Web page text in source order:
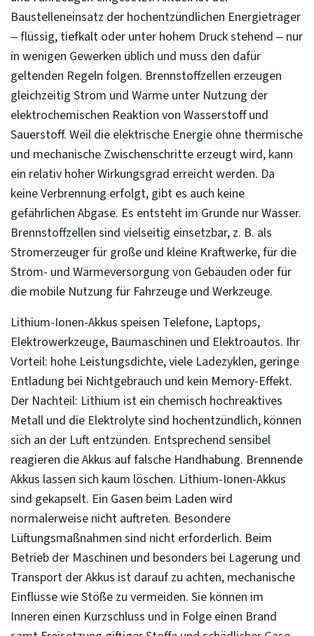
Baustelleneinsatz der hochentzündlichen Energieträger
– flüssig, tiefkalt oder unter hohem Druck stehend – nur
in wenigen Gewerken üblich und muss den dafür
geltenden Regeln folgen. Brennstoffzellen erzeugen
gleichzeitig Strom und Wärme unter Nutzung der
elektrochemischen Reaktion von Wasserstoff und
Sauerstoff. Weil die elektrische Energie ohne thermische
und mechanische Zwischenschritte erzeugt wird, kann
ein relativ hoher Wirkungsgrad erreicht werden. Da
keine Verbrennung erfolgt, gibt es auch keine
gefährlichen Abgase. Es entsteht im Grunde nur Wasser.
Brennstoffzellen sind vielseitig einsetzbar, z. B. als
Stromerzeuger für große und kleine Kraftwerke, für die
Strom- und Wärmeversorgung von Gebäuden oder für
die mobile Nutzung für Fahrzeuge und Werkzeuge.
Lithium-Ionen-Akkus speisen Telefone, Laptops,
Elektrowerkzeuge, Baumaschinen und Elektroautos. Ihr
Vorteil: hohe Leistungsdichte, viele Ladezyklen, geringe
Entladung bei Nichtgebrauch und kein Memory-Effekt.
Der Nachteil: Lithium ist ein chemisch hochreaktives
Metall und die Elektrolyte sind hochentzündlich, können
sich an der Luft entzünden. Entsprechend sensibel
reagieren die Akkus auf falsche Handhabung. Brennende
Akkus lassen sich kaum löschen. Lithium-Ionen-Akkus
sind gekapselt. Ein Gasen beim Laden wird
normalerweise nicht auftreten. Besondere
Lüftungsmaßnahmen sind nicht erforderlich. Beim
Betrieb der Maschinen und besonders bei Lagerung und
Transport der Akkus ist darauf zu achten, mechanische
Einflüsse wie Stöße zu vermeiden. Sie können im
Inneren einen Kurzschluss und in Folge einen Brand